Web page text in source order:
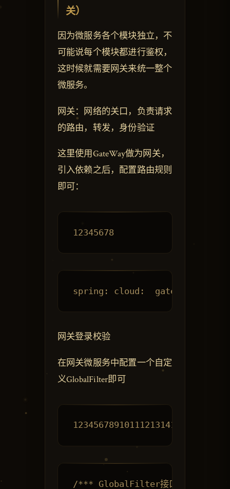
关）
因为微服务各个模块独立，不
可能说每个模块都进行鉴权，
这时候就需要网关来统一整个
微服务。
网关：网络的关口，负责请求
的路由，转发，身份验证
这里使用GateWay做为网关，
引入依赖之后，配置路由规则
即可：
网关登录校验
在网关微服务中配置一个自定
义GlobalFilter即可